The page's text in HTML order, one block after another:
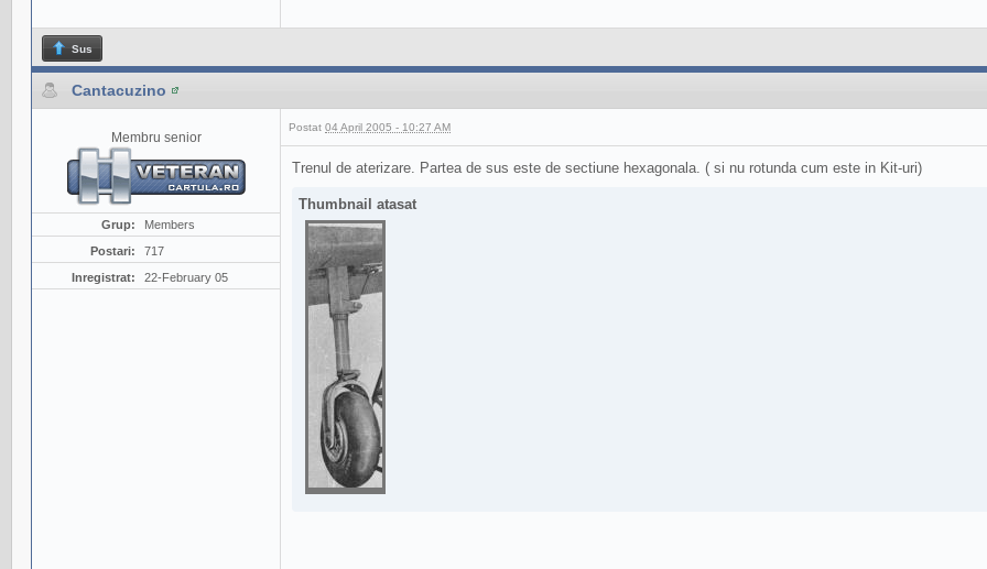
Sus
Cantacuzino
Membru senior
Grup:
Members
Postari:
717
Inregistrat:
22-February 05
Postat 04 April 2005 - 10:27 AM
Trenul de aterizare. Partea de sus este de sectiune hexagonala. ( si nu rotunda cum este in Kit-uri)
Thumbnail atasat